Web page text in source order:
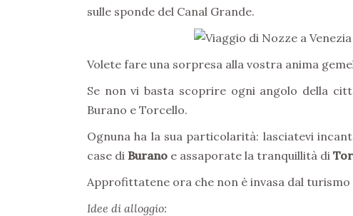
sulle sponde del Canal Grande.
Volete fare una sorpresa alla vostra anima
Se non vi basta scoprire ogni angolo della
Burano e Torcello.
Ognuna ha la sua particolarità: lasciatevi
case di Burano e assaporate la tranquillità di
Approfittatene ora che non è invasa dal turismo
Idee di alloggio: